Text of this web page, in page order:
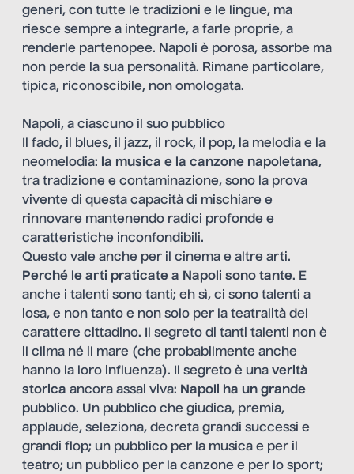
generi, con tutte le tradizioni e le lingue, ma
riesce sempre a integrarle, a farle proprie, a
renderle partenopee. Napoli è porosa, assorbe ma
non perde la sua personalità. Rimane particolare,
tipica, riconoscibile, non omologata.
Napoli, a ciascuno il suo pubblico
Il fado, il blues, il jazz, il rock, il pop, la melodia e la
neomelodia: la musica e la canzone napoletana,
tra tradizione e contaminazione, sono la prova
vivente di questa capacità di mischiare e
rinnovare mantenendo radici profonde e
caratteristiche inconfondibili.
Questo vale anche per il cinema e altre arti.
Perché le arti praticate a Napoli sono tante. E
anche i talenti sono tanti; eh sì, ci sono talenti a
iosa, e non tanto e non solo per la teatralità del
carattere cittadino. Il segreto di tanti talenti non è
il clima né il mare (che probabilmente anche
hanno la loro influenza). Il segreto è una verità
storica ancora assai viva: Napoli ha un grande
pubblico. Un pubblico che giudica, premia,
applaude, seleziona, decreta grandi successi e
grandi flop; un pubblico per la musica e per il
teatro; un pubblico per la canzone e per lo sport;